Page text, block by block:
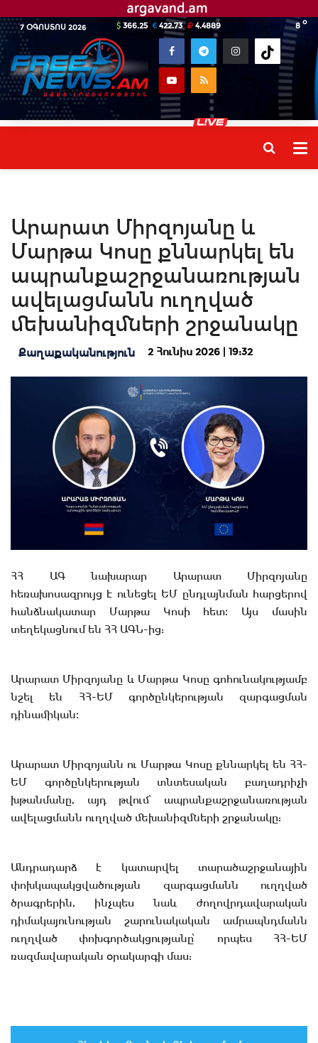
7 ՕԳՈՍՏՈՍ 2026 8 o
366.25 422.73 4.4889
Արարատ Միրզոյանը և
Մարթա Կոսը քննարկել են
ապրանքաշրջանառության
ավելացմանն ուղղված
մեխանիզմների շրջանակը
Քաղաքականություն 2 Հունիս 2026 | 19:32
ՀՀ ԱԳ նախարար Արարատ Միրզոյանը
հեռախոսազրույց է ունեցել ԵՄ ընդլայնման հարցերով
հանձնակատար Մարթա Կոսի հետ։ Այս մասին
տեղեկացնում են ՀՀ ԱԳՆ-ից:
Արարատ Միրզոյանը և Մարթա Կոսը գոհունակությամբ
նշել են ՀՀ-ԵՄ գործընկերության զարգացման
դինամիկան։
Արարատ Միրզոյանն ու Մարթա Կոսը քննարկել են ՀՀ-
ԵՄ գործընկերության տնտեսական բաղադրիչի
խթանմանը, այդ թվում՝ ապրանքաշրջանառության
ավելացմանն ուղղված մեխանիզմների շրջանակը:
Անդրադարձ է կատարվել տարածաշրջանային
փոխկապակցվածության զարգացմանն ուղղված
ծրագրերին, ինչպես նաև ժողովրդավարական
դիմակայունության շարունակական ամրապնդմանն
ուղղված փոխգործակցությանը՝ որպես ՀՀ-ԵՄ
ռազմավարական օրակարգի մաս: